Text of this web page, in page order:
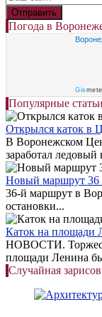
Погода в
Gis
Популярные статьи
Открылся каток в
В Воронежском
заработал ледовый
Новый маршрут 36
36-й маршрут в
остановки...
Каток на площади
НОВОСТИ.
площади Ленина
Случайная